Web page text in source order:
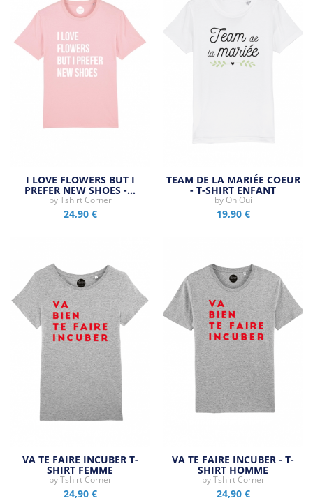
I LOVE FLOWERS BUT I
PREFER NEW SHOES -…
byTshirt Corner
24,90 €
TEAM DE LA MARIÉE COEUR
- T-SHIRT ENFANT
by Oh Oui
19,90 €
VA TE FAIRE INCUBER T-
SHIRT FEMME
byTshirt Corner
24,90 €
VA TE FAIRE INCUBER - T-
SHIRT HOMME
byTshirt Corner
24,90 €